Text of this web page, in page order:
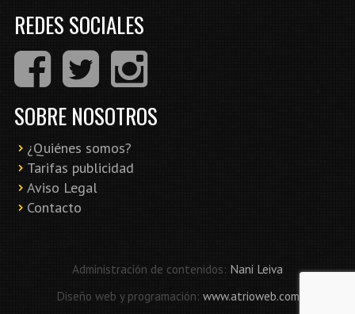
REDES SOCIALES
SOBRE NOSOTROS
¿Quiénes somos?
Tarifas publicidad
Aviso Legal
Contacto
Administración de contenidos: Nani Leiva
Diseño web y programación: www.atrioweb.com